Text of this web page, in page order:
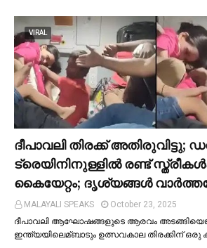
VIRAL
ദീപാവലി തിരക്ക്
ട്രെയിനിനുള്ളില്‍ രണ്ട്
കൈയേറ്റം; ദൃശ്യങ്ങള്‍
MALAYALI SPEAKS
October 23, 2025
ദീപാവലി ആഘോഷങ്ങളുടെ ആരവം
ഇന്ത്യയിലെമ്ബാടും ഉത്സവകാല തിരക്കിന് ഒരു